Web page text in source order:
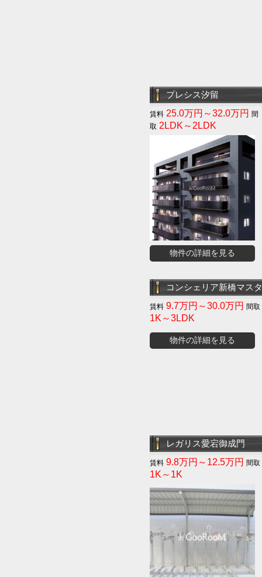
プレシス汐留
25.0万円～32.0万円
2LDK～2LDK
物件の詳細を見る
コンシェリア新橋マス
9.7万円～30.0万円
1K～3LDK
物件の詳細を見る
レガリス愛宕御成門
9.8万円～12.5万円
1K～1K